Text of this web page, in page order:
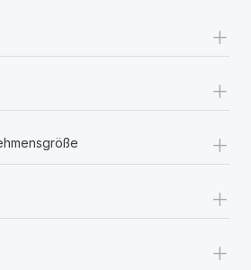
+
+
+
+
+